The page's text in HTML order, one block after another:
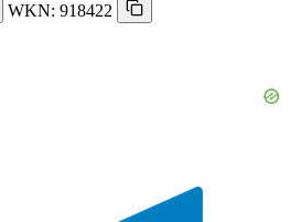
WKN: 918422